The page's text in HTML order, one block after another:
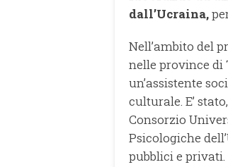
dall’Ucraina,
Nell’ambito del
nelle province di
un’assistente
culturale. E’
Consorzio
Psicologiche
pubblici e privati.